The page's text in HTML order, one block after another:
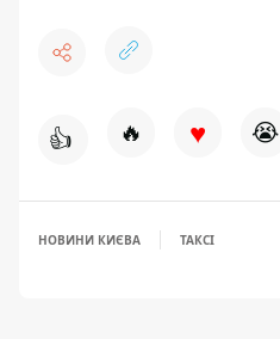
👍 🔥 ♥ 😭
НОВИНИ КИЄВА ТАКСІ